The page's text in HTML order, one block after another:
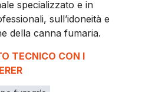
specializzato e in
sull’idoneità e
della canna fumaria.
TECNICO CON I